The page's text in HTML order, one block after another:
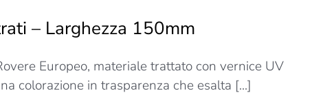
– Larghezza 150mm
Europeo, materiale trattato con vernice UV
colorazione in trasparenza che esalta [...]